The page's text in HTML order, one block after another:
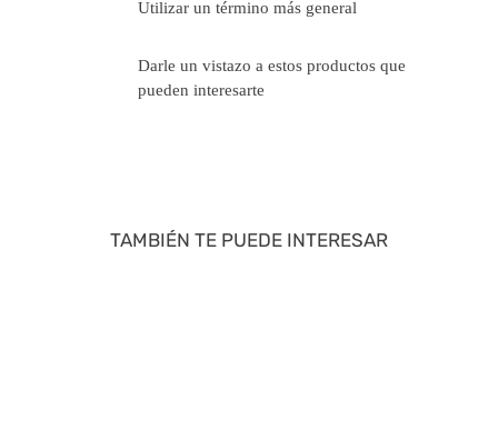
Utilizar un término más general
Darle un vistazo a estos productos
que pueden interesarte
TAMBIÉN TE PUEDE INTERESAR